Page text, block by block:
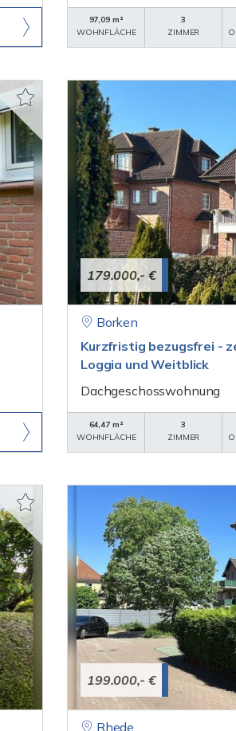
97,09 m²
WOHNFLÄCHE
3
ZIMMER
179.000,- €
Borken
Kurzfristig bezugsfrei -
Loggia und Weitblick
Dachgeschosswohnung
64,47 m²
WOHNFLÄCHE
3
ZIMMER
199.000,- €
Rhede